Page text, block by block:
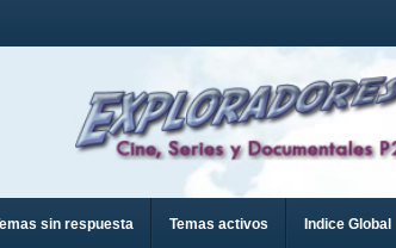
sin respuesta Temas activos Indice Global